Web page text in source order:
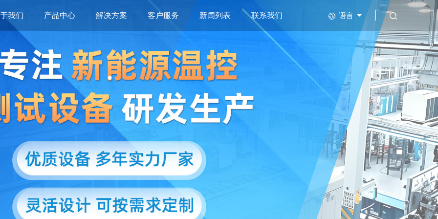
我们 产品中心 解决方案 客户服务 新闻列表 联系我们 语言
.